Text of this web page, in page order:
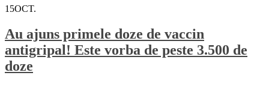
15OCT.
Au ajuns primele doze de vaccin
antigripal! Este vorba de peste 3.500 de
doze